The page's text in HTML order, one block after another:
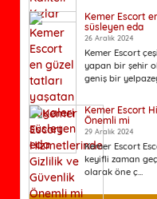
Kemer Escort
süsleyen eda
26 Aralık 2024
Kemer Escort
yapan bir şehir
geniş bir
Kemer Escort
Önemli mi
29 Aralık 2024
Kemer Escort
keyifli zaman
olarak öne ç...